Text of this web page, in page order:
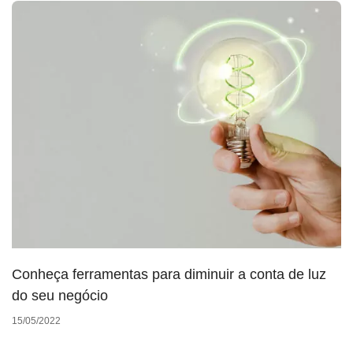
Conheça ferramentas para diminuir a conta de luz
do seu negócio
15/05/2022